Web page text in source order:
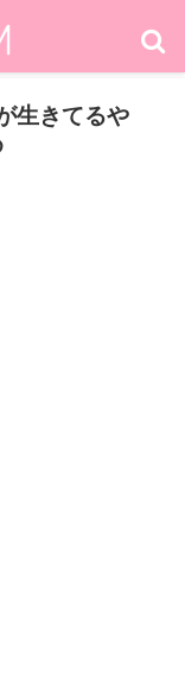
生きてるや